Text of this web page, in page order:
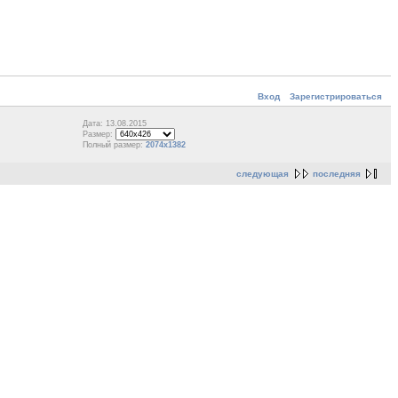
Вход
Зарегистрироваться
Дата: 13.08.2015
Размер:
Полный размер: 2074x1382
следующая последняя